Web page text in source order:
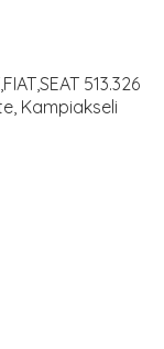
513.326
Kampiakseli